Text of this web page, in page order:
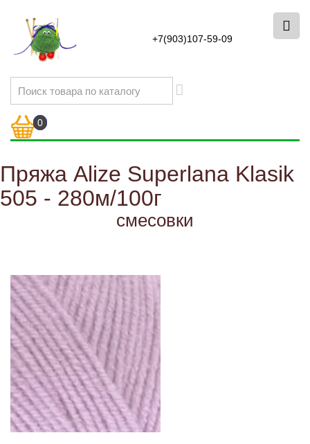
+7(903)107-59-09
0
Пряжа Alize Superlana Klasik
505 - 280м/100г
смесовки